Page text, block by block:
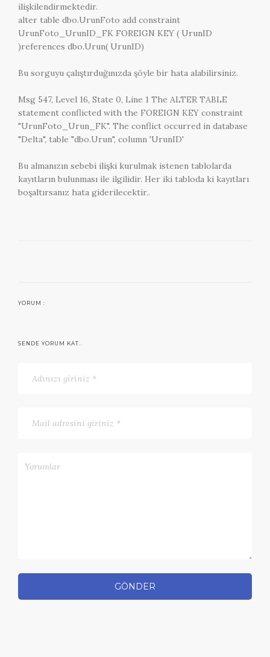
ilişkilendirmektedir.
alter table dbo.UrunFoto add constraint
UrunFoto_UrunID_FK FOREIGN KEY ( UrunID
)references dbo.Urun( UrunID)
Bu sorguyu çalıştırduğınızda şöyle bir hata alabilirsiniz.
Msg 547, Level 16, State 0, Line 1 The ALTER TABLE
statement conflicted with the FOREIGN KEY constraint
"UrunFoto_Urun_FK". The conflict occurred in database
"Delta", table "dbo.Urun", column 'UrunID'
Bu almanızın sebebi ilişki kurulmak istenen tablolarda
kayıtların bulunması ile ilgilidir. Her iki tabloda ki kayıtları
boşaltırsanız hata giderilecektir..
YORUM :
SENDE YORUM KAT..